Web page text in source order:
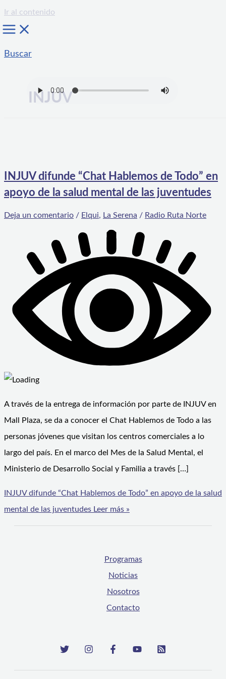
Ir al contenido
Buscar
INJUV
INJUV difunde “Chat Hablemos de Todo” en
apoyo de la salud mental de las juventudes
Deja un comentario / Elqui, La Serena / Radio Ruta Norte
A través de la entrega de información por parte de INJUV en
Mall Plaza, se da a conocer el Chat Hablemos de Todo a las
personas jóvenes que visitan los centros comerciales a lo
largo del país. En el marco del Mes de la Salud Mental, el
Ministerio de Desarrollo Social y Familia a través […]
INJUV difunde “Chat Hablemos de Todo” en apoyo de la salud
mental de las juventudes Leer más »
Programas
Noticias
Nosotros
Contacto